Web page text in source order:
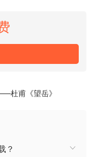
and detailed
and accessible
47 techniques
you to write
with simple
receive Discover
杜甫《望岳》
？